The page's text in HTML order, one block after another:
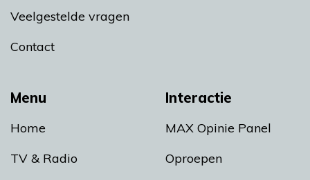
Menu
Home
TV & Radio
Interactie
MAX Opinie Panel
Oproepen
Veelgestelde vragen
Contact